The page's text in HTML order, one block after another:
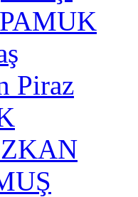
Piraz